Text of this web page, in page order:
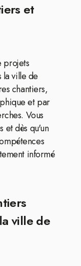
et
projets
ville de
chantiers,
et par
Vous
et dès qu'un
informé
ville de